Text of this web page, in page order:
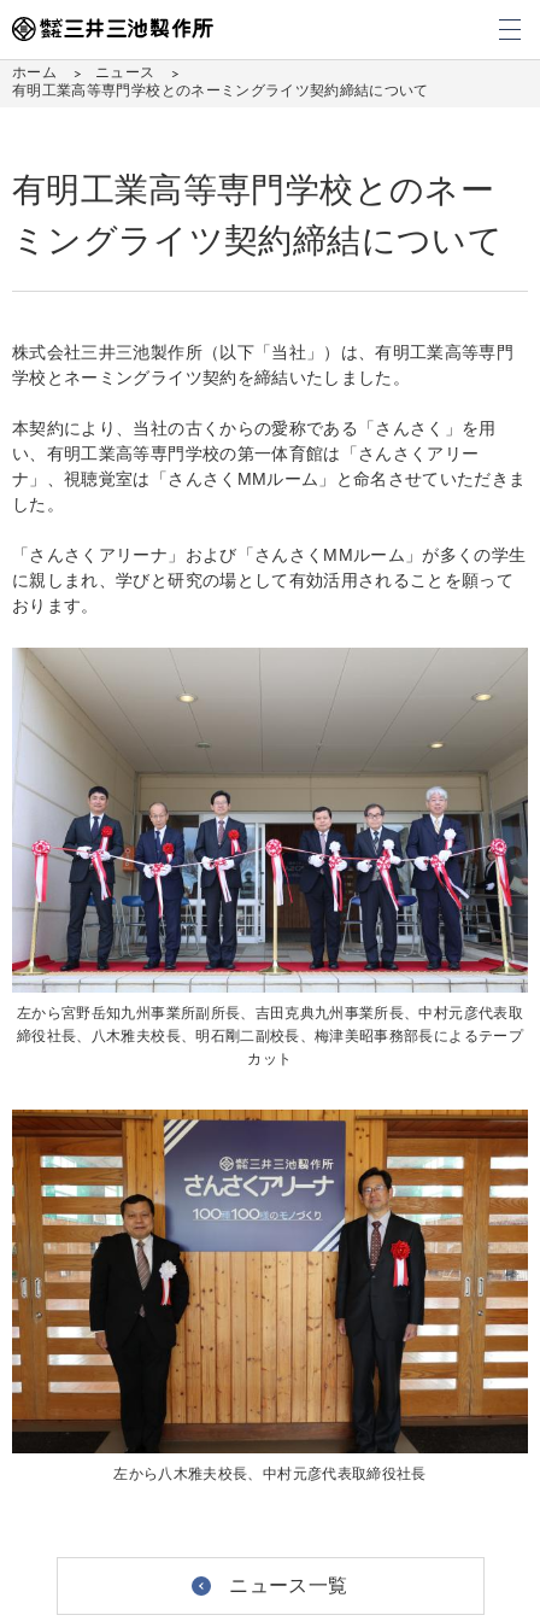
ホーム
ニュース
有明工業高等専門学校とのネーミングライツ契約締結について
有明工業高等専門学校とのネー
ミングライツ契約締結について
株式会社三井三池製作所（以下「当社」）は、有明工業高等専門
学校とネーミングライツ契約を締結いたしました。
本契約により、当社の古くからの愛称である「さんさく」を用
い、有明工業高等専門学校の第一体育館は「さんさくアリー
ナ」、視聴覚室は「さんさくMMルーム」と命名させていただきま
した。
「さんさくアリーナ」および「さんさくMMルーム」が多くの学生
に親しまれ、学びと研究の場として有効活用されることを願って
おります。
左から宮野岳知九州事業所副所長、吉田克典九州事業所長、中村元彦代表取
締役社長、八木雅夫校長、明石剛二副校長、梅津美昭事務部長によるテープ
カット
左から八木雅夫校長、中村元彦代表取締役社長
ニュース一覧